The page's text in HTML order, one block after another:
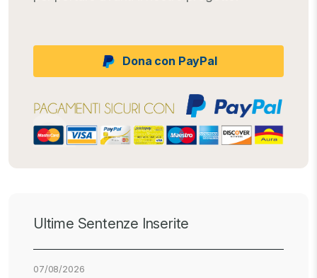
Dona con PayPal
Ultime Sentenze Inserite
07/08/2026